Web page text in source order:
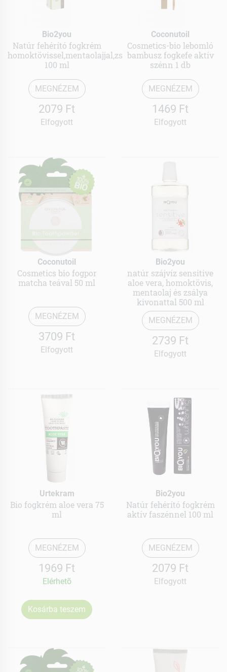
Bio2you
Natúr fehérító fogkrém
homoktövissel,mentaolajjal,zs
100 ml
MEGNÉZEM
2079 Ft
Elfogyott
Coconutoil
Cosmetics-bio lebomló
bambusz fogkefe aktív
szénn 1 db
MEGNÉZEM
1469 Ft
Elfogyott
Coconutoil
Cosmetics bio fogpor
matcha teával 50 ml
MEGNÉZEM
3709 Ft
Elfogyott
Bio2you
natúr szájvíz sensitive
aloe vera, homoktövis,
mentaolaj és zsálya
kivonattal 500 ml
MEGNÉZEM
2739 Ft
Elfogyott
Urtekram
Bio fogkrém aloe vera 75
ml
MEGNÉZEM
1969 Ft
Elérhetõ
Kosárba teszem
Bio2you
Natúr fehérító fogkrém
aktív faszénnel 100 ml
MEGNÉZEM
2079 Ft
Elfogyott